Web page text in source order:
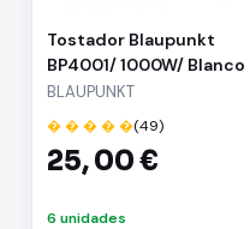
Tostador Blaupunkt
BP4001/ 1000W/ Blanco
BLAUPUNKT
� � � � �(49)
25,00 €
6 unidades